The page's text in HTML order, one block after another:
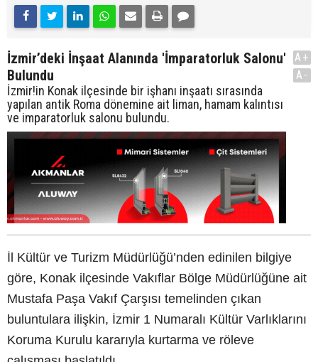
İzmir’deki İnşaat Alanında 'İmparatorluk Salonu'
Bulundu
İzmir!in Konak ilçesinde bir işhanı inşaatı sırasında
yapılan antik Roma dönemine ait liman, hamam kalıntısı
ve imparatorluk salonu bulundu.
A+
A-
İl Kültür ve Turizm Müdürlüğü’nden edinilen bilgiye
göre, Konak ilçesinde Vakıflar Bölge Müdürlüğüne ait
Mustafa Paşa Vakıf Çarşısı temelinden çıkan
buluntulara ilişkin, İzmir 1 Numaralı Kültür Varlıklarını
Koruma Kurulu kararıyla kurtarma ve röleve